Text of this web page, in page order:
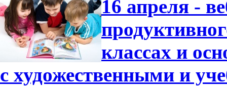
16 апреля -
классах и
с художественными и